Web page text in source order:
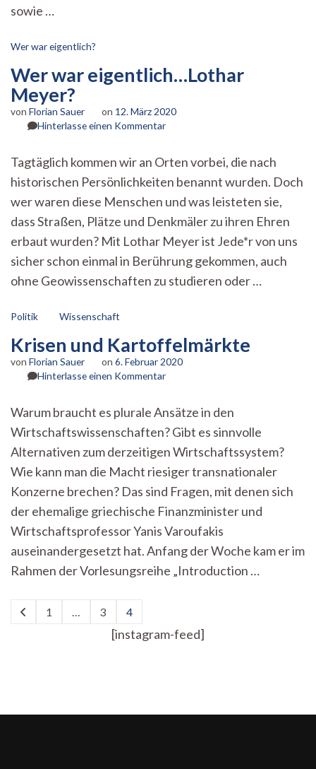
sowie …
Wer war eigentlich?
Wer war eigentlich…Lothar
Meyer?
von Florian Sauer on 12. März 2020
Hinterlasse einen Kommentarzu
eigentlich…
Lothar
Meyer?
Tagtäglich kommen wir an Orten vorbei, die nach
historischen Persönlichkeiten benannt wurden. Doch
wer waren diese Menschen und was leisteten sie,
dass Straßen, Plätze und Denkmäler zu ihren Ehren
erbaut wurden? Mit Lothar Meyer ist Jede*r von uns
sicher schon einmal in Berührung gekommen, auch
ohne Geowissenschaften zu studieren oder …
Politik Wissenschaft
Krisen und Kartoffelmärkte
von Florian Sauer on 6. Februar 2020
Hinterlasse einen Kommentarzu
Kartoffelmärkte
Warum braucht es plurale Ansätze in den
Wirtschaftswissenschaften? Gibt es sinnvolle
Alternativen zum derzeitigen Wirtschaftssystem?
Wie kann man die Macht riesiger transnationaler
Konzerne brechen? Das sind Fragen, mit denen sich
der ehemalige griechische Finanzminister und
Wirtschaftsprofessor Yanis Varoufakis
auseinandergesetzt hat. Anfang der Woche kam er im
Rahmen der Vorlesungsreihe „Introduction …
Seitennummerierung
Seite
1 …
Seite
3
Seite
4
[instagram-feed]